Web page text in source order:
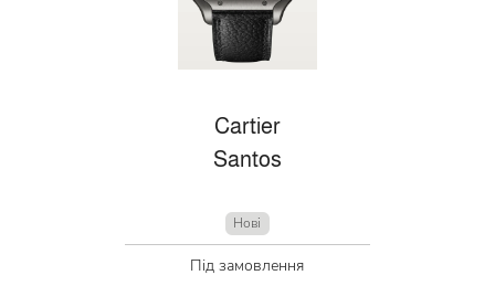
Cartier
Santos
Нові
Під замовлення